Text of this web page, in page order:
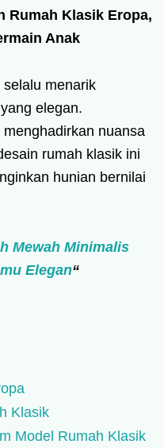
Rumah Klasik Eropa,
Anak
menarik
elegan.
nuansa
rumah klasik ini
hunian bernilai
Mewah Minimalis
Elegan“
Klasik
Model Rumah Klasik